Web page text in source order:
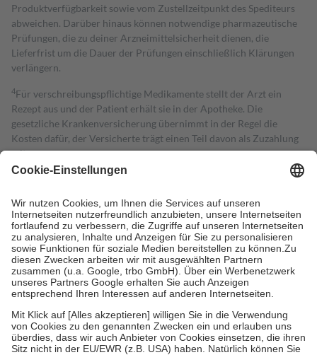
Produktverfügbarkeit sowie vom Zustellzeitpunkt des Spediteurs
abweichen. Darüber hinaus können notwendige pharmazeutische
Prüfungen, die zu deiner Arzneimittelsicherheit dienen, die
Lieferfrist um die Dauer der Prüfungen einschließlich Klärungen
verlängern.
4Für verschreibungspflichtige Medikamente stellt der Arzt ein
Rezept aus und der Patient erhält sie in der Apotheke. Die
gesetzliche Krankenversicherung übernimmt in der Regel die
Kosten dafür, der Versicherte trägt einen Teil davon als Zuzahlung
mit.
Grundsätzlich leisten Mitglieder Zuzahlungen in Höhe von zehn
höchstens zehn Euro.
Es sind jedoch nie mehr als die tatsächlichen
Kosten der Leistung zu entrichten.
Diese Regeln gelten grundsätzlich auch für Online-Apotheken.
Bei Heilmitteln und häuslicher Krankenpflege beträgt die
Zuzahlung zehn Prozent der Kosten sowie zehn Euro je
Verordnung.
Um das Engagement der Versicherten für ihre eigene Gesundheit zu
stärken und die besondere Stellung der Familie zu unterstützen,
fallenkeine Zuzahlungenan bei:
• Kindern und Jugendlichen bis zum vollendeten 18. Lebensjahr
mit Ausnahme der Fahrkosten